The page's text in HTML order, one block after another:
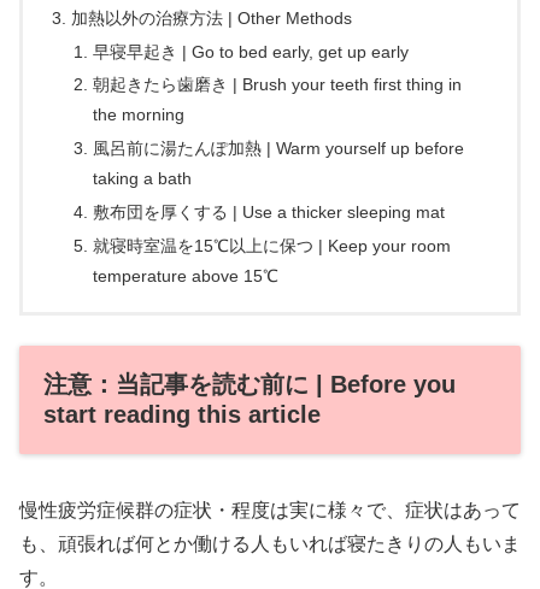
加熱以外の治療方法 | Other Methods
早寝早起き | Go to bed early, get up early
朝起きたら歯磨き | Brush your teeth first thing in
the morning
風呂前に湯たんぽ加熱 | Warm yourself up before
taking a bath
敷布団を厚くする | Use a thicker sleeping mat
就寝時室温を15℃以上に保つ | Keep your room
temperature above 15℃
注意：当記事を読む前に | Before you
start reading this article
慢性疲労症候群の症状・程度は実に様々で、症状はあって
も、頑張れば何とか働ける人もいれば寝たきりの人もいま
す。